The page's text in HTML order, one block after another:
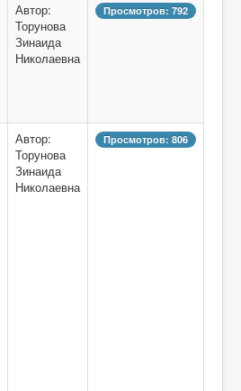
Автор:
Торунова
Зинаида
Николаевна
Просмотров: 792
Автор:
Торунова
Зинаида
Николаевна
Просмотров: 806